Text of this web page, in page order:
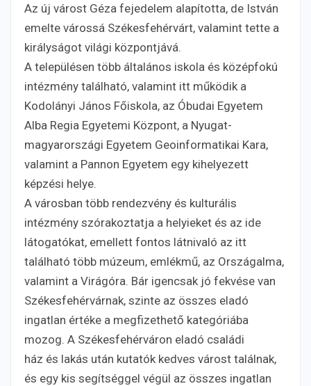
Az új várost Géza fejedelem alapította, de István
emelte várossá Székesfehérvárt, valamint tette a
királyságot világi központjává.
A településen több általános iskola és középfokú
intézmény található, valamint itt működik a
Kodolányi János Főiskola, az Óbudai Egyetem
Alba Regia Egyetemi Központ, a Nyugat-
magyarországi Egyetem Geoinformatikai Kara,
valamint a Pannon Egyetem egy kihelyezett
képzési helye.
A városban több rendezvény és kulturális
intézmény szórakoztatja a helyieket és az ide
látogatókat, emellett fontos látnivaló az itt
található több múzeum, emlékmű, az Országalma,
valamint a Virágóra. Bár igencsak jó fekvése van
Székesfehérvárnak, szinte az összes eladó
ingatlan értéke a megfizethető kategóriába
mozog. A Székesfehérváron eladó családi
ház és lakás után kutatók kedves várost találnak,
és egy kis segítséggel végül az összes ingatlan